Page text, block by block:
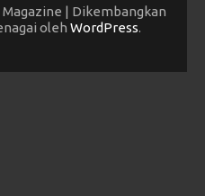
Magazine | Dikembangkan
oleh WordPress.